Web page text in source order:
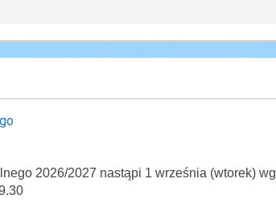
2026/2027 nastąpi 1 września (wtorek) wg